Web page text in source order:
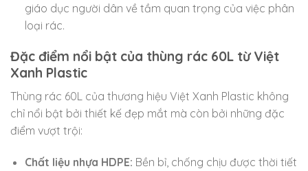
giáo dục người dân về tầm quan trọng của việc phân
loại rác.
Đặc điểm nổi bật của thùng rác 60L từ Việt
Xanh Plastic
Thùng rác 60L của thương hiệu Việt Xanh Plastic không
chỉ nổi bật bởi thiết kế đẹp mắt mà còn bởi những đặc
điểm vượt trội:
Chất liệu nhựa HDPE: Bền bỉ, chống chịu được thời tiết